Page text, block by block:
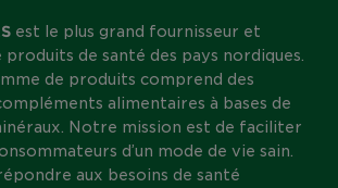
est le plus grand fournisseur et
de santé des pays nordiques.
de produits comprend des
alimentaires à bases de
Notre mission est de faciliter
d’un mode de vie sain.
aux besoins de santé